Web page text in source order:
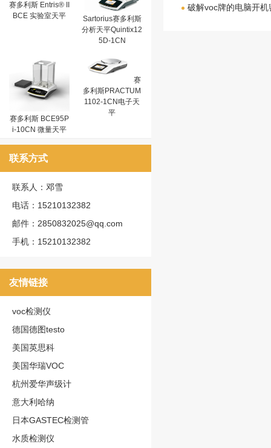
赛多利斯 Entris® II
BCE 实验室天平
Sartorius赛多利斯
分析天平Quintix12
5D-1CN
赛多利斯 BCE95P
i-10CN 微量天平
赛
多利斯PRACTUM
1102-1CN电子天
平
联系方式
联系人：邓雪
电话：15210132382
邮件：2850832025@qq.com
手机：15210132382
友情链接
voc检测仪
德国德图testo
美国英思科
美国华瑞VOC
杭州爱华声级计
意大利哈纳
日本GASTEC检测管
水质检测仪
破解voc牌的电脑开机